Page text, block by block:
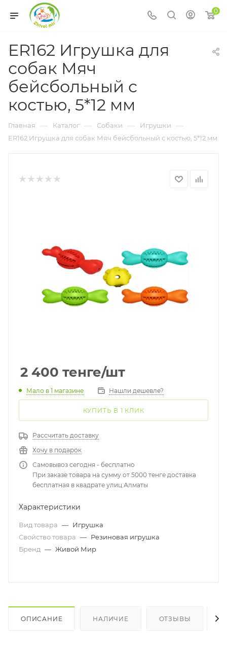
0
ER162 Игрушка для
собак Мяч
бейсбольный с
костью, 5*12 мм
Главная — Каталог — Собаки — Игрушки —
ER162 Игрушка для собак Мяч бейсбольный с костью, 5*12 мм
2 400 тенге/шт
Мало в 1 магазине Нашли дешевле?
КУПИТЬ В 1 КЛИК
Рассчитать доставку
Хочу в подарок
Самовывоз сегодня - бесплатно
При заказе товара на сумму от 5000 тенге доставка
бесплатная в квадрате улиц Алматы
Характеристики
Вид товара — Игрушка
Свойство товара — Резиновая игрушка
Бренд — Живой Мир
ОПИСАНИЕ НАЛИЧИЕ ОТЗЫВЫ